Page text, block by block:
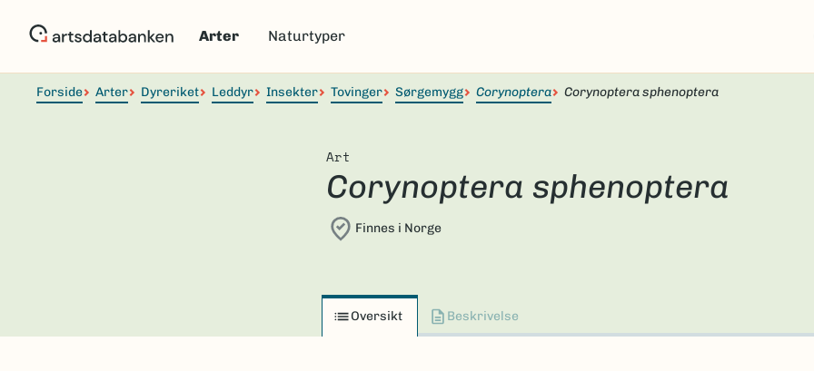
Arter Naturtyper
Forside Arter Dyreriket Leddyr Insekter Tovinger Sørgemygg Corynoptera Corynoptera sphenoptera
Art
Corynoptera sphenoptera
Finnes i Norge
Oversikt Beskrivelse